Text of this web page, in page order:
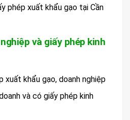
phép xuất khẩu gạo tại Cần
và giấy phép kinh
xuất khẩu gạo, doanh nghiệp
và có giấy phép kinh